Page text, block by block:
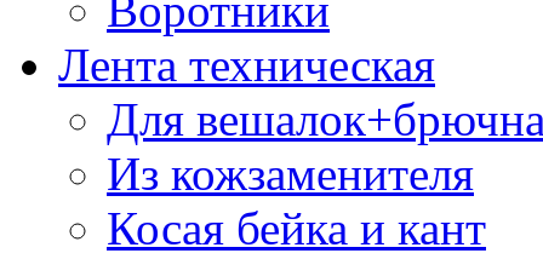
Лента техническая
Для
Из кожзаменителя
Косая бейка и кант